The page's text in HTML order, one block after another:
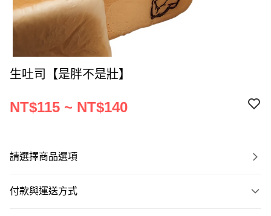
生吐司【是胖不是壯】
NT$115 ~ NT$140
請選擇商品選項
付款與運送方式